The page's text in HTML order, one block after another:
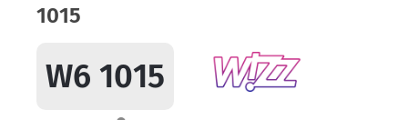
1015
W6 1015